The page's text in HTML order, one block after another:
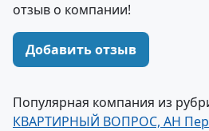
отзыв о компании!
Добавить отзыв
Популярная компания из
КВАРТИРНЫЙ ВОПРОС, АН